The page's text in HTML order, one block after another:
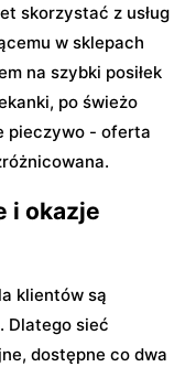
skorzystać z usług
w sklepach
na szybki posiłek
po świeżo
pieczywo - oferta
i okazje
klientów są
Dlatego sieć
dostępne co dwa